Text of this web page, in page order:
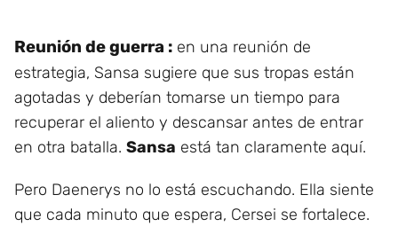
Reunión de guerra : en una reunión de
estrategia, Sansa sugiere que sus tropas están
agotadas y deberían tomarse un tiempo para
recuperar el aliento y descansar antes de entrar
en otra batalla. Sansa está tan claramente aquí.
Pero Daenerys no lo está escuchando. Ella siente
que cada minuto que espera, Cersei se fortalece.